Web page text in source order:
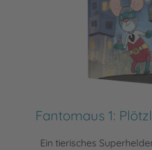
Fantomaus 1:
Ein tierisches